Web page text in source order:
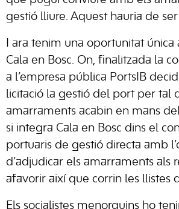
gestió lliure. Aquest hauria de
I ara tenim una oportunitat
Cala en Bosc. On, finalitzada la
a l’empresa pública PortsIB
licitació la gestió del port per tal
amarraments acabin en mans
si integra Cala en Bosc dins el
portuaris de gestió directa amb
d’adjudicar els amarraments als
afavorir així que corrin les llistes
Els socialistes menorquins ho